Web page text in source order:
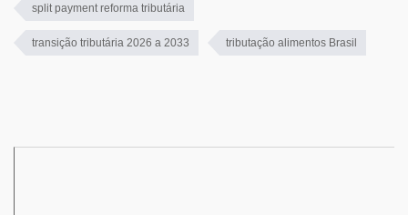
split payment reforma tributária
transição tributária 2026 a 2033 tributação alimentos Brasil